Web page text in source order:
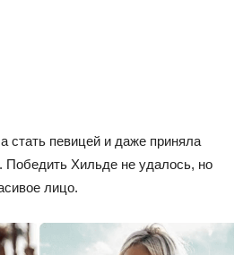
стать певицей и даже приняла
Победить Хильде не удалось, но
лицо.